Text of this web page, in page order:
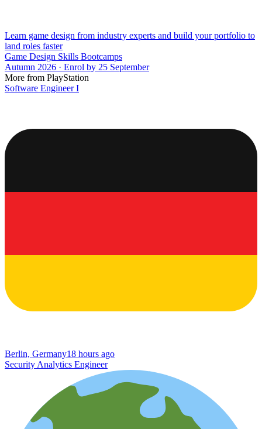
Learn game design from industry experts and build your portfolio to
land roles faster
Game Design Skills Bootcamps
Autumn 2026 · Enrol by 25 September
More from PlayStation
Software Engineer I
Berlin, Germany18 hours ago
Security Analytics Engineer